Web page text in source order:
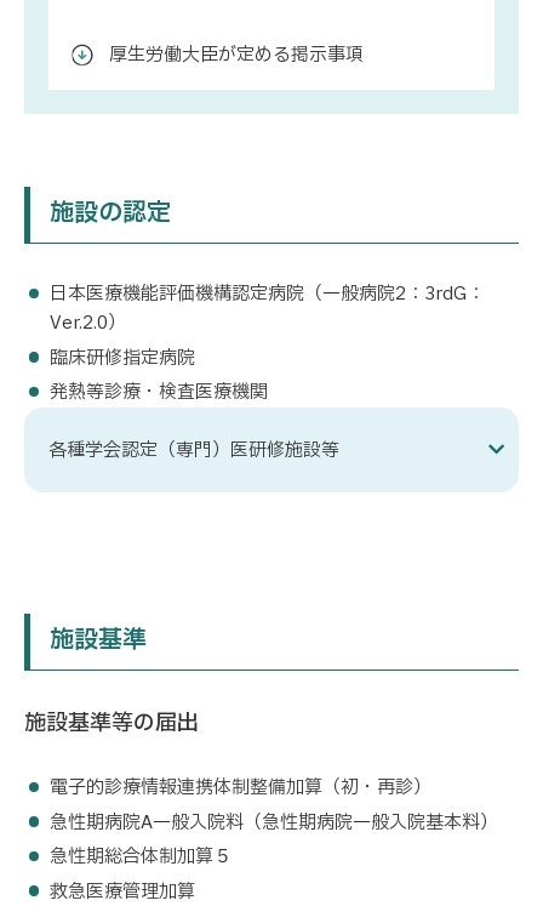
厚生労働大臣が定める掲示事項
施設の認定
日本医療機能評価機構認定病院（一般病院2：3rdG：
Ver.2.0）
臨床研修指定病院
発熱等診療・検査医療機関
各種学会認定（専門）医研修施設等
施設基準
施設基準等の届出
電子的診療情報連携体制整備加算（初・再診）
急性期病院A一般入院料（急性期病院一般入院基本料）
急性期総合体制加算５
救急医療管理加算